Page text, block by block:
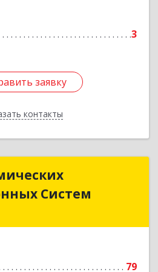
3
заявку
контакты
заявку
Назад
Систем
79
Экономических
Систем
Подробнее